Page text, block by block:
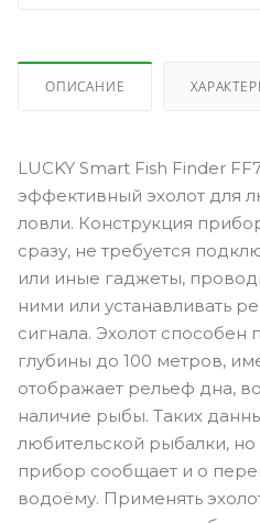
ОПИСАНИЕ
LUCKY Smart Fish Finder
эффективный эхолот для
ловли. Конструкция
сразу, не требуется
или иные гаджеты,
ними или устанавливать
сигнала. Эхолот способен
глубины до 100 метров,
отображает рельеф дна,
наличие рыбы. Таких
любительской рыбалки,
прибор сообщает и о
водоёму. Применять